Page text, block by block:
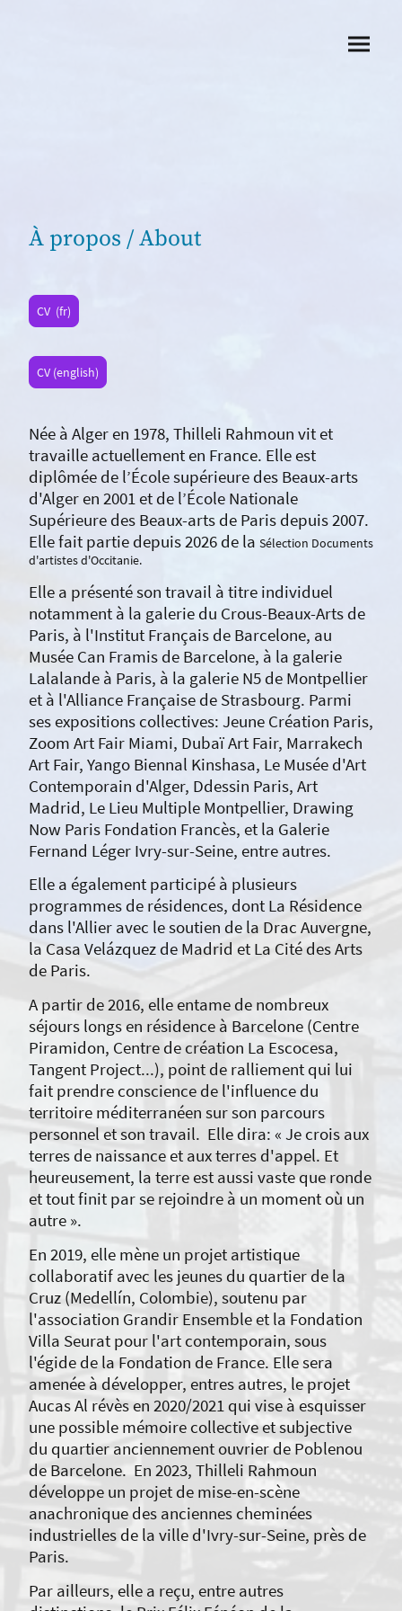
À propos / About
CV (fr)
CV (english)
Née à Alger en 1978, Thilleli Rahmoun vit et
travaille actuellement en France. Elle est
diplômée de l’École supérieure des Beaux-arts
d'Alger en 2001 et de l’École Nationale
Supérieure des Beaux-arts de Paris depuis 2007.
Elle fait partie depuis 2026 de la Sélection Documents
d'artistes d'Occitanie.
Elle a présenté son travail à titre individuel
notamment à la galerie du Crous-Beaux-Arts de
Paris, à l'Institut Français de Barcelone, au
Musée Can Framis de Barcelone, à la galerie
Lalalande à Paris, à la galerie N5 de Montpellier
et à l'Alliance Française de Strasbourg. Parmi
ses expositions collectives: Jeune Création Paris,
Zoom Art Fair Miami, Dubaï Art Fair, Marrakech
Art Fair, Yango Biennal Kinshasa, Le Musée d'Art
Contemporain d'Alger, Ddessin Paris, Art
Madrid, Le Lieu Multiple Montpellier, Drawing
Now Paris Fondation Francès, et la Galerie
Fernand Léger Ivry-sur-Seine, entre autres.
Elle a également participé à plusieurs
programmes de résidences, dont La Résidence
dans l'Allier avec le soutien de la Drac Auvergne,
la Casa Velázquez de Madrid et La Cité des Arts
de Paris.
A partir de 2016, elle entame de nombreux
séjours longs en résidence à Barcelone (Centre
Piramidon, Centre de création La Escocesa,
Tangent Project...), point de ralliement qui lui
fait prendre conscience de l'influence du
territoire méditerranéen sur son parcours
personnel et son travail. Elle dira: « Je crois aux
terres de naissance et aux terres d'appel. Et
heureusement, la terre est aussi vaste que ronde
et tout finit par se rejoindre à un moment où un
autre ».
En 2019, elle mène un projet artistique
collaboratif avec les jeunes du quartier de la
Cruz (Medellín, Colombie), soutenu par
l'association Grandir Ensemble et la Fondation
Villa Seurat pour l'art contemporain, sous
l'égide de la Fondation de France. Elle sera
amenée à développer, entres autres, le projet
Aucas Al révès en 2020/2021 qui vise à esquisser
une possible mémoire collective et subjective
du quartier anciennement ouvrier de Poblenou
de Barcelone. En 2023, Thilleli Rahmoun
développe un projet de mise-en-scène
anachronique des anciennes cheminées
industrielles de la ville d'Ivry-sur-Seine, près de
Paris.
Par ailleurs, elle a reçu, entre autres